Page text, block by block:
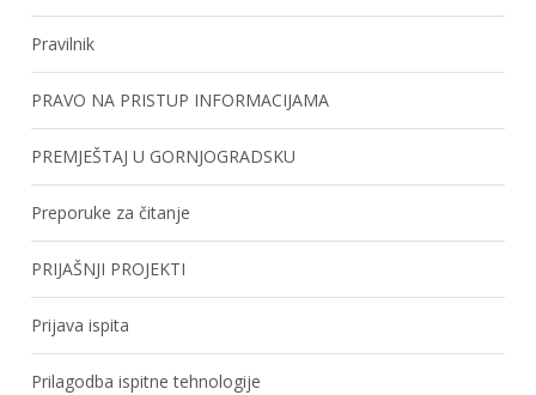
Pravilnik
PRAVO NA PRISTUP INFORMACIJAMA
PREMJEŠTAJ U GORNJOGRADSKU
Preporuke za čitanje
PRIJAŠNJI PROJEKTI
Prijava ispita
Prilagodba ispitne tehnologije